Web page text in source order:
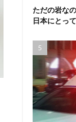
ただの岩な
日本にとっ